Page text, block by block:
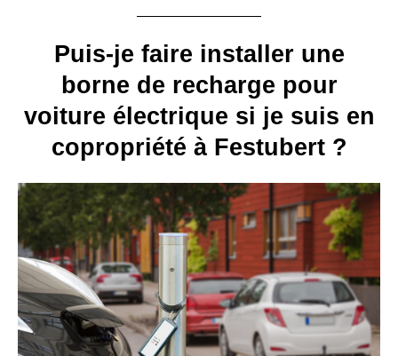
Puis-je faire installer une
borne de recharge pour
voiture électrique si je suis en
copropriété à Festubert ?